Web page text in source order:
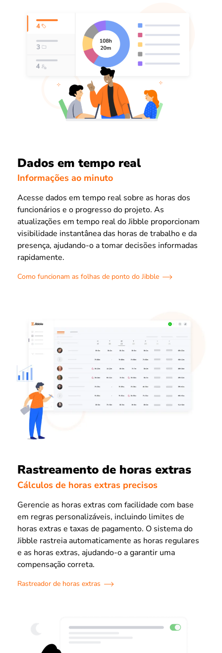
Dados em tempo real
Informações ao minuto
Acesse dados em tempo real sobre as horas dos
funcionários e o progresso do projeto. As
atualizações em tempo real do Jibble proporcionam
visibilidade instantânea das horas de trabalho e da
presença, ajudando-o a tomar decisões informadas
rapidamente.
Como funcionam as folhas de ponto do Jibble
Rastreamento de horas extras
Cálculos de horas extras precisos
Gerencie as horas extras com facilidade com base
em regras personalizáveis, incluindo limites de
horas extras e taxas de pagamento. O sistema do
Jibble rastreia automaticamente as horas regulares
e as horas extras, ajudando-o a garantir uma
compensação correta.
Rastreador de horas extras